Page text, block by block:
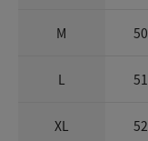
M 50
L 51
XL 52